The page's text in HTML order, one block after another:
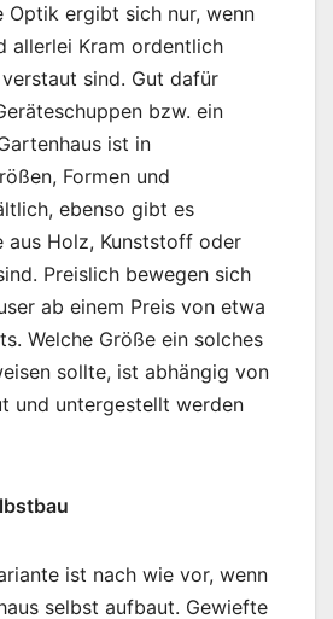
Optik ergibt sich nur, wenn
allerlei Kram ordentlich
sind. Gut dafür
bzw. ein
ist in
Formen und
ebenso gibt es
aus Holz, Kunststoff oder
Preislich bewegen sich
ab einem Preis von etwa
Welche Größe ein solches
sollte, ist abhängig von
und untergestellt werden
ist nach wie vor, wenn
selbst aufbaut. Gewiefte